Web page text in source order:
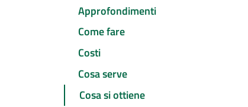
Approfondimenti
Come fare
Costi
Cosa serve
Cosa si ottiene